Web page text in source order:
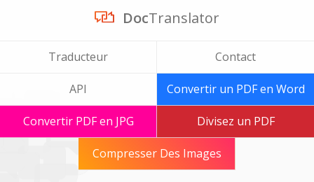
DocTranslator
Traducteur Contact
API Convertir un PDF en Word
Convertir PDF en JPG Divisez un PDF
Compresser Des Images